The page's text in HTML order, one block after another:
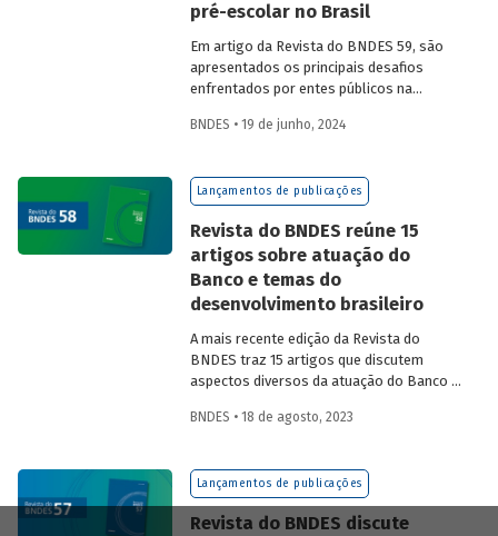
pré-escolar no Brasil
Em artigo da Revista do BNDES 59, são
apresentados os principais desafios
enfrentados por entes públicos na
como aprendizados e possíveis soluções
na experiência das equipes do BNDES.
BNDES • 19 de junho, 2024
Lançamentos de publicações
Revista do BNDES reúne 15
artigos sobre atuação do
Banco e temas do
desenvolvimento brasileiro
A mais recente edição da Revista do
BNDES traz 15 artigos que discutem
aspectos diversos da atuação do Banco e
nacional.
BNDES • 18 de agosto, 2023
Lançamentos de publicações
Revista do BNDES discute